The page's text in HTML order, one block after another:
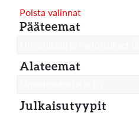
Poista valinnat
Pääteemat
Alateemat
Julkaisutyypit